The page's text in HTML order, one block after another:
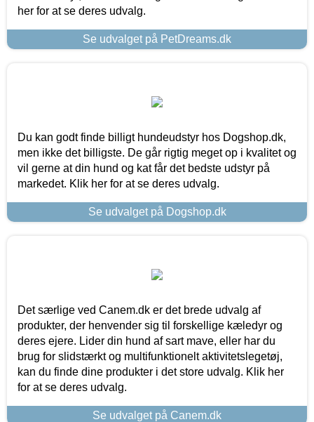
her for at se deres udvalg.
Se udvalget på PetDreams.dk
Du kan godt finde billigt hundeudstyr hos Dogshop.dk,
men ikke det billigste. De går rigtig meget op i kvalitet og
vil gerne at din hund og kat får det bedste udstyr på
markedet. Klik her for at se deres udvalg.
Se udvalget på Dogshop.dk
Det særlige ved Canem.dk er det brede udvalg af
produkter, der henvender sig til forskellige kæledyr og
deres ejere. Lider din hund af sart mave, eller har du
brug for slidstærkt og multifunktionelt aktivitetslegetøj,
kan du finde dine produkter i det store udvalg. Klik her
for at se deres udvalg.
Se udvalget på Canem.dk